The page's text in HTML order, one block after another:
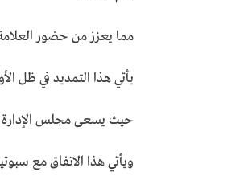
مما يعزز من حضور
يأتي هذا التمديد في ظل
حيث يسعى مجلس الإدارة
ويأتي هذا الاتفاق مع